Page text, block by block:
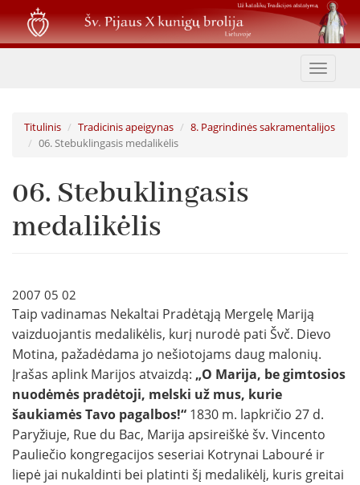
Pereiti
į
pagrindinį
Toggle
Titulinis Tradicinis apeigynas
8. Pagrindinės sakramentalijos
06. Stebuklingasis medalikėlis
06. Stebuklingasis
medalikėlis
2007 05 02
Taip vadinamas Nekaltai Pradėtąją Mergelę Mariją
vaizduojantis medalikėlis, kurį nurodė pati Švč. Dievo
Motina, pažadėdama jo nešiotojams daug malonių.
Įrašas aplink Marijos atvaizdą: „O Marija, be gimtosios
nuodėmės pradėtoji, melski už mus, kurie
šaukiamės Tavo pagalbos!“ 1830 m. lapkričio 27 d.
Paryžiuje, Rue du Bac, Marija apsireiškė šv. Vincento
Pauliečio kongregacijos seseriai Kotrynai Labouré ir
liepė jai nukaldinti bei platinti šį medalikėlį, kuris greitai